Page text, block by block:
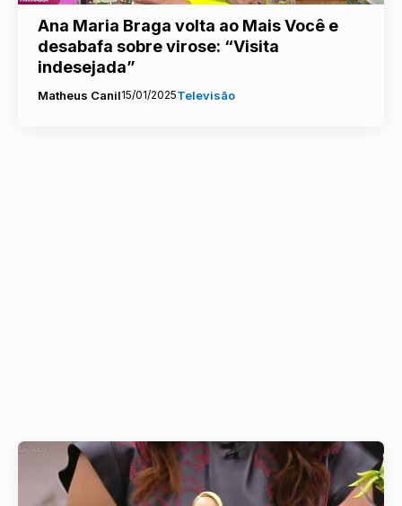
Ana Maria Braga volta ao Mais Você e
desabafa sobre virose: “Visita
indesejada”
Matheus Canil15/01/2025Televisão